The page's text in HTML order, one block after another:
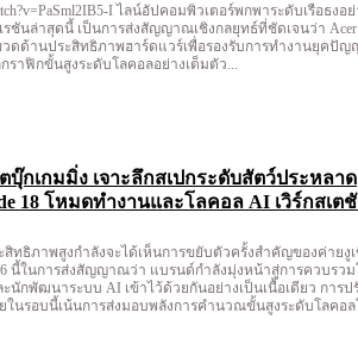
ปคอมพิวเตอร์พกพาระดับเรือธงอย่าง
อเรชันล่าสุดนี้ เป็นการส่งสัญญาณเชิงกลยุทธ์ที่ชัดเจนว่า Acer
ดด้านประสิทธิภาพฮาร์ดแวร์เพื่อรองรับการทำงานยุคปัญ
าฟิกขั้นสูงระดับโลคอลอย่างเต็มตัว...
กเกมมิ่ง เจาะลึกสเปกระดับสัตว์ประหลาด
18 โหมดทำงานและโลคอล AI เวิร์กสเต
ทธิภาพสูงกำลังจะได้เห็นการขยับตัวครั้งสำคัญของค่ายงู
นี้ในการส่งสัญญาณว่า แบรนด์กำลังมุ่งหน้าสู่การควบรวม
ะนักพัฒนาระบบ AI เข้าไว้ด้วยกันอย่างเป็นเนื้อเดียว การป
ในรอบนี้เน้นการส่งมอบพลังการคำนวณขั้นสูงระดับโลคอ